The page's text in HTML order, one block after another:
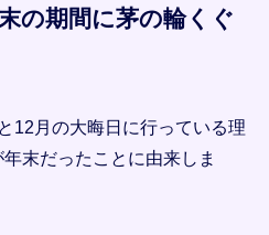
の期間に茅の輪くぐ
12月の大晦日に行っている理
末だったことに由来しま